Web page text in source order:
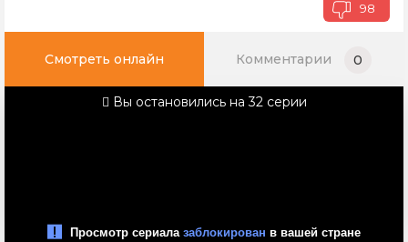
98
Смотреть онлайн Комментарии 0
Вы остановились на 32 серии